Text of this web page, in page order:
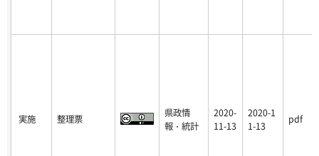
実施 整理票
県政情
報・統計
2020-
11-13
2020-1
1-13
pdf